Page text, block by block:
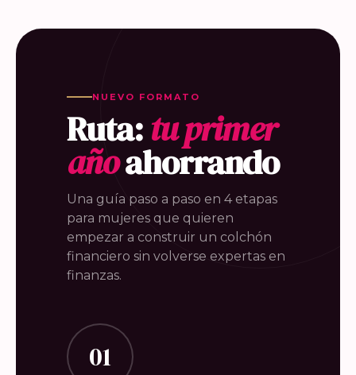
NUEVO FORMATO
Ruta:tu primer
añoahorrando
Una guía paso a paso en 4 etapas
para mujeres que quieren
empezar a construir un colchón
financiero sin volverse expertas en
finanzas.
01